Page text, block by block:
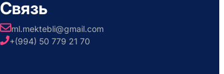
Связь
ml.mektebli@gmail.com
+(994) 50 779 21 70